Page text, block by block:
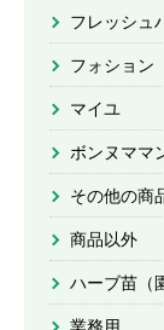
フレッシュ
フォション
マイユ
ボンヌママ
その他の商
商品以外
ハーブ苗（